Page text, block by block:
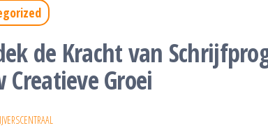
de Kracht van
Creatieve Groei